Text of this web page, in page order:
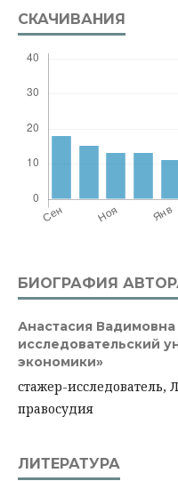
СКАЧИВАНИЯ
БИОГРАФИЯ
Анастасия Вадимовна
исследовательский
экономики»
стажер-исследователь,
правосудия
ЛИТЕРАТУРА